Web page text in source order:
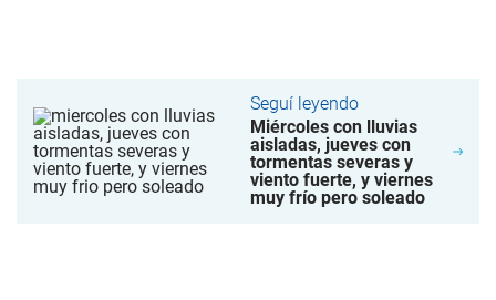
Seguí leyendo
Miércoles con lluvias
aisladas, jueves con
tormentas severas y
viento fuerte, y viernes
muy frío pero soleado